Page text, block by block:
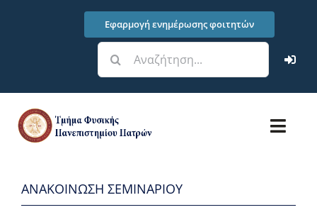
Εφαρμογή ενημέρωσης φοιτητών
Αναζήτηση
για:
ΑΝΑΚΟΙΝΩΣΗ ΣΕΜΙΝΑΡΙΟΥ